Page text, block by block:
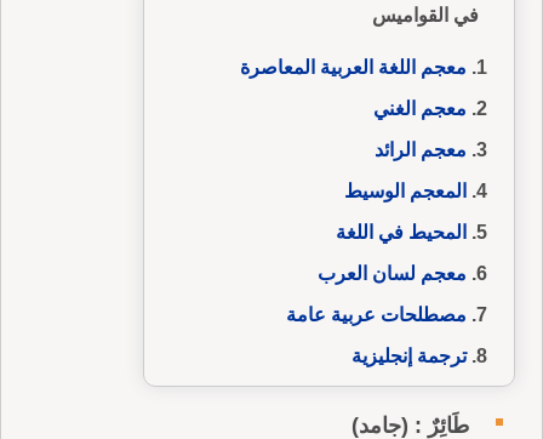
في القواميس
معجم اللغة العربية المعاصرة
معجم الغني
معجم الرائد
المعجم الوسيط
المحيط في اللغة
معجم لسان العرب
مصطلحات عربية عامة
ترجمة إنجليزية
طَائِرٌ : (جامد)